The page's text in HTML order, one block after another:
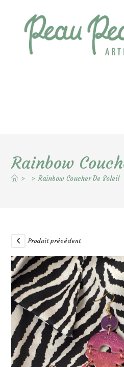
Rainbow
> > Rainbow Coucher De Soleil
Produit précédent